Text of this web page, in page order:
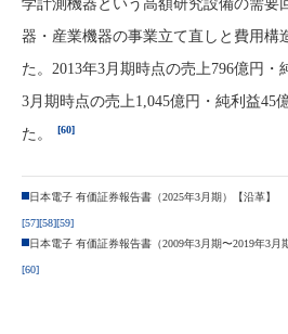
学計測機器という高額研究設備の需要
器・産業機器の事業立て直しと費用構
た。2013年3月期時点の売上796億円・
3月期時点の売上1,045億円・純利益45
た。
[60]
日本電子 有価証券報告書（2025年3月期）【沿革】
[57][58][59]
日本電子 有価証券報告書（2009年3月期〜2019年3月
[60]